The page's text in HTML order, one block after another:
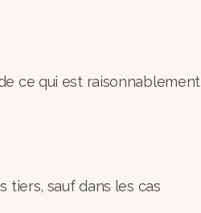
ce qui est raisonnablement
tiers, sauf dans les cas